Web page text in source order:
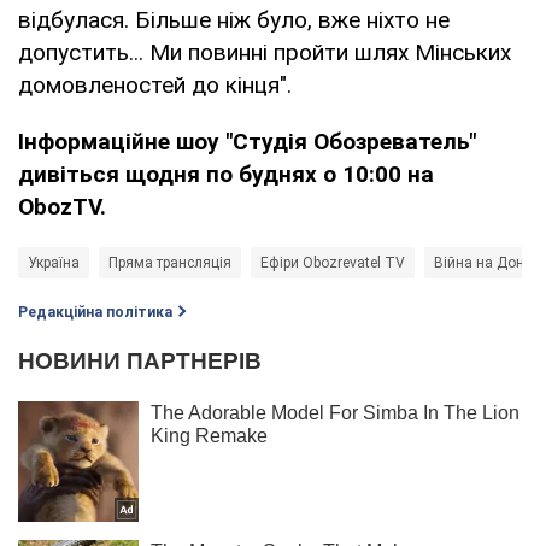
відбулася. Більше ніж було, вже ніхто не
допустить... Ми повинні пройти шлях Мінських
домовленостей до кінця".
Інформаційне шоу "Студія Обозреватель"
дивіться щодня по буднях о 10:00 на
ObozTV.
Україна Пряма трансляція Ефіри Obozrevatel TV Війна на
Редакційна політика